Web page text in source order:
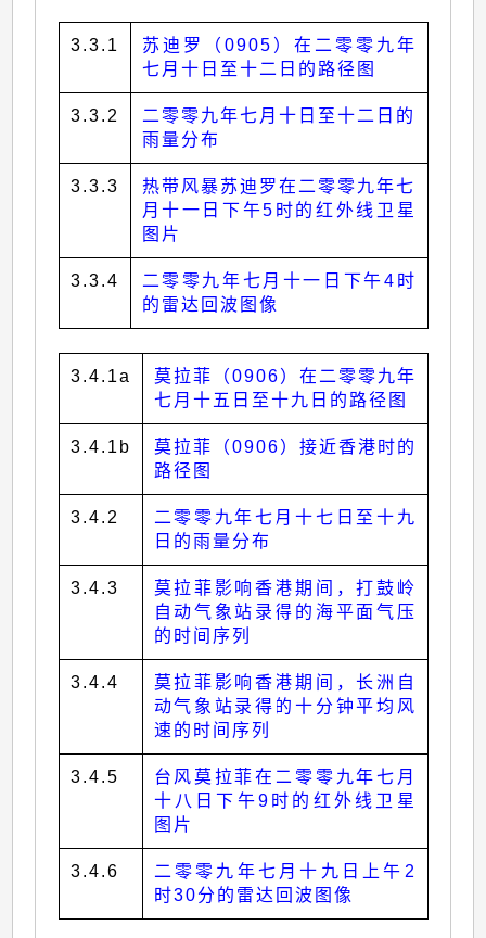
3.3.1
苏迪罗（0905）在二零零九年
七月十日至十二日的路径图
3.3.2
二零零九年七月十日至十二日的
雨量分布
3.3.3
热带风暴苏迪罗在二零零九年七
月十一日下午5时的红外线卫星
图片
3.3.4
二零零九年七月十一日下午4时
的雷达回波图像
3.4.1a
莫拉菲（0906）在二零零九年
七月十五日至十九日的路径图
3.4.1b
莫拉菲（0906）接近香港时的
路径图
3.4.2
二零零九年七月十七日至十九
日的雨量分布
3.4.3
莫拉菲影响香港期间，打鼓岭
自动气象站录得的海平面气压
的时间序列
3.4.4
莫拉菲影响香港期间，长洲自
动气象站录得的十分钟平均风
速的时间序列
3.4.5
台风莫拉菲在二零零九年七月
十八日下午9时的红外线卫星
图片
3.4.6
二零零九年七月十九日上午2
时30分的雷达回波图像